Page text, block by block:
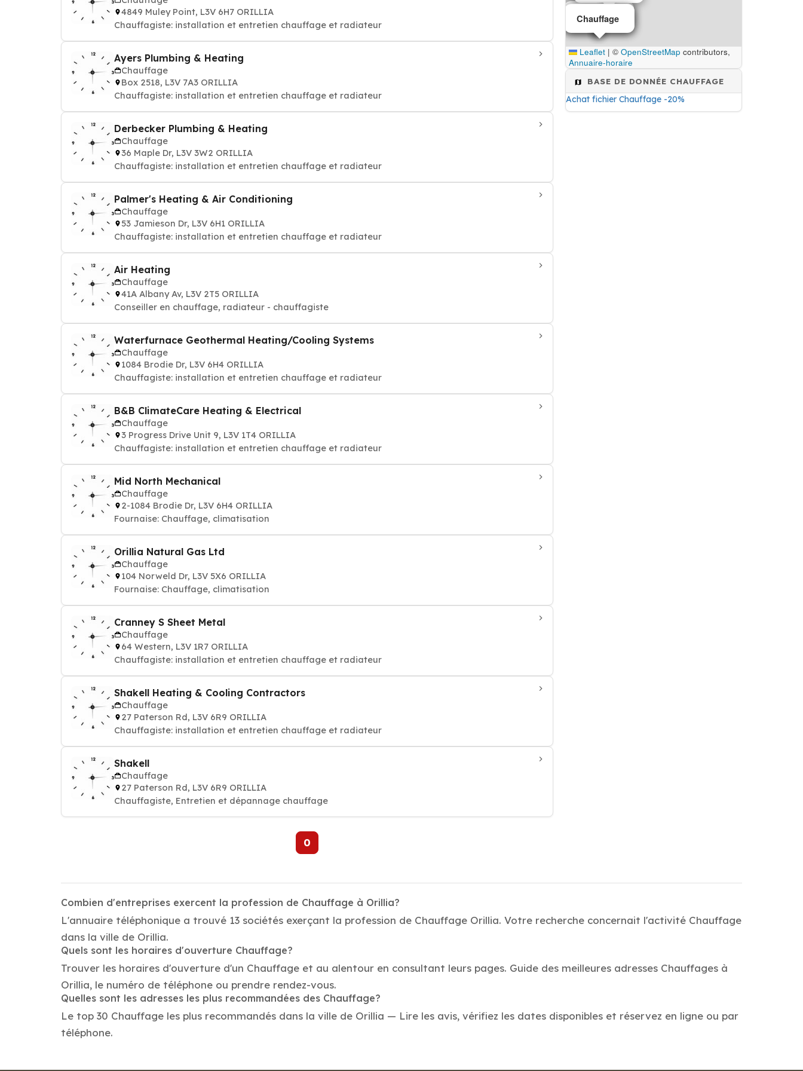
4849 Muley Point, L3V 6H7 ORILLIA
Chauffagiste: installation et entretien chauffage et radiateur
Ayers Plumbing & Heating
Chauffage
Box 2518, L3V 7A3 ORILLIA
Chauffagiste: installation et entretien chauffage et radiateur
Derbecker Plumbing & Heating
Chauffage
36 Maple Dr, L3V 3W2 ORILLIA
Chauffagiste: installation et entretien chauffage et radiateur
Palmer's Heating & Air Conditioning
Chauffage
53 Jamieson Dr, L3V 6H1 ORILLIA
Chauffagiste: installation et entretien chauffage et radiateur
Air Heating
Chauffage
41A Albany Av, L3V 2T5 ORILLIA
Conseiller en chauffage, radiateur - chauffagiste
Waterfurnace Geothermal Heating/Cooling Systems
Chauffage
1084 Brodie Dr, L3V 6H4 ORILLIA
Chauffagiste: installation et entretien chauffage et radiateur
B&B ClimateCare Heating & Electrical
Chauffage
3 Progress Drive Unit 9, L3V 1T4 ORILLIA
Chauffagiste: installation et entretien chauffage et radiateur
Mid North Mechanical
Chauffage
2-1084 Brodie Dr, L3V 6H4 ORILLIA
Fournaise: Chauffage, climatisation
Orillia Natural Gas Ltd
Chauffage
104 Norweld Dr, L3V 5X6 ORILLIA
Fournaise: Chauffage, climatisation
Cranney S Sheet Metal
Chauffage
64 Western, L3V 1R7 ORILLIA
Chauffagiste: installation et entretien chauffage et radiateur
Shakell Heating & Cooling Contractors
Chauffage
27 Paterson Rd, L3V 6R9 ORILLIA
Chauffagiste: installation et entretien chauffage et radiateur
Shakell
Chauffage
27 Paterson Rd, L3V 6R9 ORILLIA
Chauffagiste, Entretien et dépannage chauffage
0
Chauffage
Chauffage
Chauffage
Leaflet | © OpenStreetMap contributors,
Annuaire-horaire
BASE DE DONNÉE CHAUFFAGE
Achat fichier Chauffage -20%
Combien d'entreprises exercent la profession de Chauffage à Orillia?
L'annuaire téléphonique a trouvé 13 sociétés exerçant la profession de Chauffage Orillia. Votre recherche concernait l'activité Chauffage
dans la ville de Orillia.
Quels sont les horaires d'ouverture Chauffage?
Trouver les horaires d'ouverture d'un Chauffage et au alentour en consultant leurs pages. Guide des meilleures adresses Chauffages à
Orillia, le numéro de téléphone ou prendre rendez-vous.
Quelles sont les adresses les plus recommandées des Chauffage?
Le top 30 Chauffage les plus recommandés dans la ville de Orillia — Lire les avis, vérifiez les dates disponibles et réservez en ligne ou par
téléphone.